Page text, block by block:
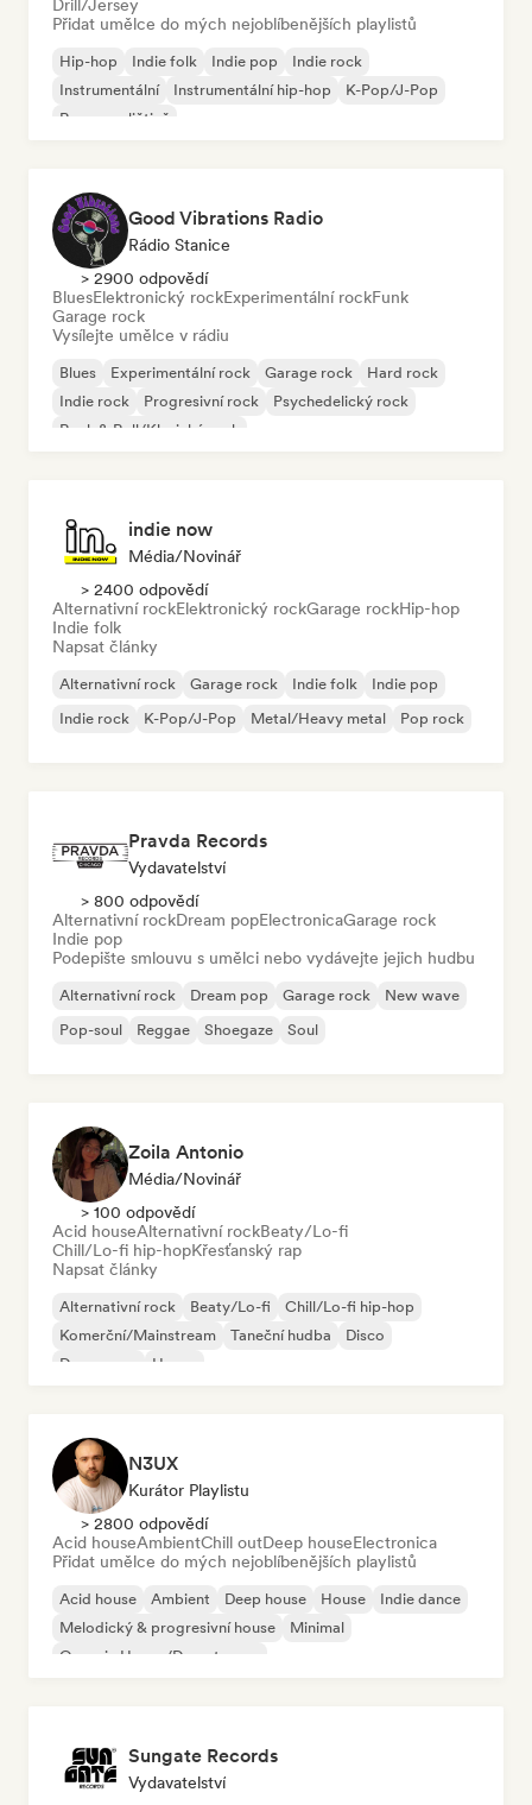
Drill/Jersey
Přidat umělce do mých nejoblíbenějších playlistů
Hip-hop Indie folk Indie pop
Indie rock
Instrumentální
Instrumentální hip-hop
K-Pop/J-Pop
Rap v angličtině
Good Vibrations Radio
Rádio Stanice
> 2900 odpovědí
BluesElektronický rockExperimentální rockFunk
Garage rock
Vysílejte umělce v rádiu
Blues Experimentální rock Garage rock
Hard rock
Indie rock
Progresivní rock
Psychedelický rock
Rock & Roll/Klasický rock
indie now
Média/novinář
> 2400 odpovědí
Alternativní rockElektronický rockGarage rockHip-hop
Indie folk
Napsat články
Alternativní rock Garage rock Indie folk
Indie pop
Indie rock
K-Pop/J-Pop Metal/Heavy metal Pop rock
Pravda Records
Vydavatelství
> 800 odpovědí
Alternativní rockDream popElectronicaGarage rock
Indie pop
Podepište smlouvu s umělci nebo vydávejte jejich hudbu
Alternativní rock Dream pop Garage rock
New wave
Pop-soul
Reggae Shoegaze Soul
Zoila Antonio
Média/novinář
> 100 odpovědí
Acid houseAlternativní rockBeaty/Lo-fi
Chill/Lo-fi hip-hopKřesťanský rap
Napsat články
Alternativní rock Beaty/Lo-fi
Chill/Lo-fi hip-hop
Komerční/Mainstream
Taneční hudba
Disco
Dream pop
House
N3UX
Kurátor Playlistu
> 2800 odpovědí
Acid houseAmbientChill outDeep houseElectronica
Přidat umělce do mých nejoblíbenějších playlistů
Acid house Ambient Deep house House
Indie dance
Melodický & progresivní house
Minimal
Organic House/Downtempo
Sungate Records
Vydavatelství